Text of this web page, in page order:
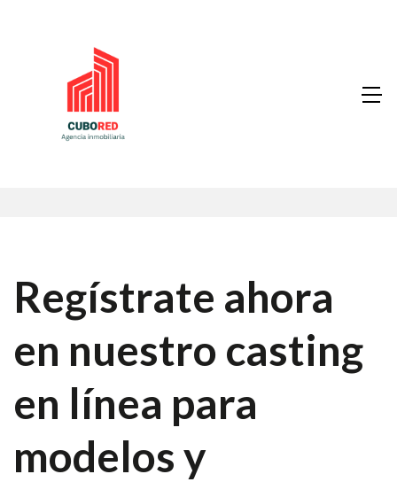
Regístrate ahora
en nuestro casting
en línea para
modelos y